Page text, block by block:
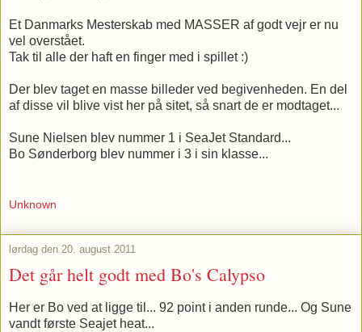
Et Danmarks Mesterskab med MASSER af godt vejr er nu
vel overstået.
Tak til alle der haft en finger med i spillet :)
Der blev taget en masse billeder ved begivenheden. En del
af disse vil blive vist her på sitet, så snart de er modtaget...
Sune Nielsen blev nummer 1 i SeaJet Standard...
Bo Sønderborg blev nummer i 3 i sin klasse...
Unknown
lørdag den 20. august 2011
Det går helt godt med Bo's Calypso
Her er Bo ved at ligge til... 92 point i anden runde... Og Sune
vandt første Seajet heat...